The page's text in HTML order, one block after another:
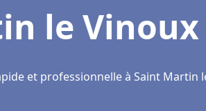
le Vinoux
et professionnelle à Saint Martin